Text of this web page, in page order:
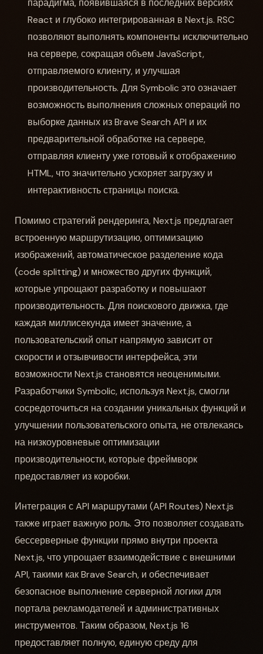
парадигма, появившаяся в последних версиях
React и глубоко интегрированная в Next.js. RSC
позволяют выполнять компоненты исключительно
на сервере, сокращая объем JavaScript,
отправляемого клиенту, и улучшая
производительность. Для Symbolic это означает
возможность выполнения сложных операций по
выборке данных из Brave Search API и их
предварительной обработке на сервере,
отправляя клиенту уже готовый к отображению
HTML, что значительно ускоряет загрузку и
интерактивность страницы поиска.
Помимо стратегий рендеринга, Next.js предлагает
встроенную маршрутизацию, оптимизацию
изображений, автоматическое разделение кода
(code splitting) и множество других функций,
которые упрощают разработку и повышают
производительность. Для поискового движка, где
каждая миллисекунда имеет значение, а
пользовательский опыт напрямую зависит от
скорости и отзывчивости интерфейса, эти
возможности Next.js становятся неоценимыми.
Разработчики Symbolic, используя Next.js, смогли
сосредоточиться на создании уникальных функций и
улучшении пользовательского опыта, не отвлекаясь
на низкоуровневые оптимизации
производительности, которые фреймворк
предоставляет из коробки.
Интеграция с API маршрутами (API Routes) Next.js
также играет важную роль. Это позволяет создавать
бессерверные функции прямо внутри проекта
Next.js, что упрощает взаимодействие с внешними
API, такими как Brave Search, и обеспечивает
безопасное выполнение серверной логики для
портала рекламодателей и административных
инструментов. Таким образом, Next.js 16
предоставляет полную, единую среду для